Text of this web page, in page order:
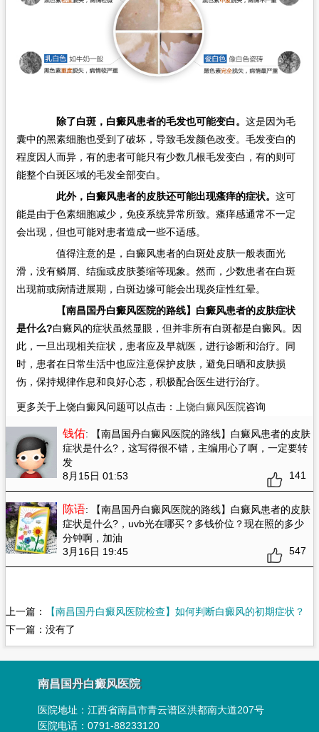
除了白斑，白癜风患者的毛发也可能变白。 这是因为毛
囊中的黑素细胞也受到了破坏，导致毛发颜色改变。毛发变白的
程度因人而异，有的患者可能只有少数几根毛发变白，有的则可
能整个白斑区域的毛发全部变白。
此外，白癜风患者的皮肤还可能出现瘙痒的症状。 这可
能是由于色素细胞减少，免疫系统异常所致。瘙痒感通常不一定
会出现，但也可能对患者造成一些不适感。
值得注意的是，白癜风患者的白斑处皮肤一般表面光
滑，没有鳞屑、结痂或皮肤萎缩等现象。然而，少数患者在白斑
出现前或病情进展期，白斑边缘可能会出现炎症性红晕。
【南昌国丹白癜风医院的路线】白癜风患者的皮肤症状
是什么?白癜风的症状虽然显眼，但并非所有白斑都是白癜风。因
此，一旦出现相关症状，患者应及早就医，进行诊断和治疗。同
时，患者在日常生活中也应注意保护皮肤，避免日晒和皮肤损
伤，保持规律作息和良好心态，积极配合医生进行治疗。
更多关于上饶白癜风问题可以点击： 上饶白癜风医院咨询
钱佑: 【南昌国丹白癜风医院的路线】白癜风患者的皮肤
症状是什么?，这写得很不错，主编用心了啊，一定要转
发
8月15日 01:53
141
陈语: 【南昌国丹白癜风医院的路线】白癜风患者的皮肤
症状是什么?，uvb光在哪买？多钱价位？现在照的多少
分钟啊，加油
3月16日 19:45
547
上一篇：
【南昌国丹白癜风医院检查】如何判断白癜风的初期症状？
下一篇：没有了
南昌国丹白癜风医院
医院地址：江西省南昌市青云谱区洪都南大道207号
医院电话：0791-88233120